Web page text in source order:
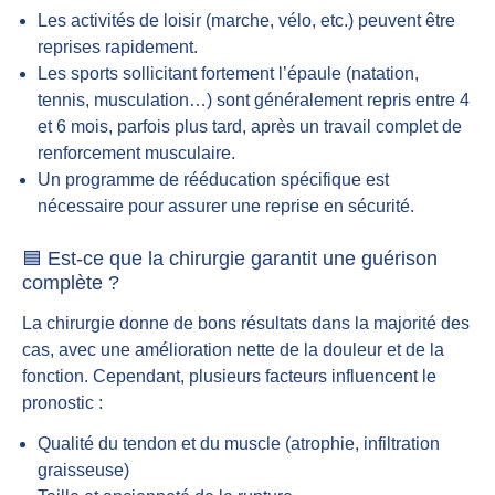
Les activités de loisir (marche, vélo, etc.) peuvent être
reprises rapidement.
Les sports sollicitant fortement l’épaule (natation,
tennis, musculation…) sont généralement repris entre 4
et 6 mois, parfois plus tard, après un travail complet de
renforcement musculaire.
Un programme de rééducation spécifique est
nécessaire pour assurer une reprise en sécurité.
🟦 Est-ce que la chirurgie garantit une guérison
complète ?
La chirurgie donne de bons résultats dans la majorité des
cas, avec une amélioration nette de la douleur et de la
fonction. Cependant, plusieurs facteurs influencent le
pronostic :
Qualité du tendon et du muscle (atrophie, infiltration
graisseuse)